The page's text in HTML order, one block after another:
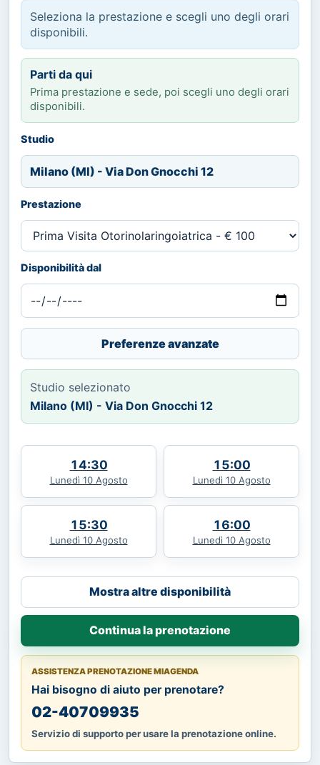
Seleziona la prestazione e scegli uno degli orari
disponibili.
Parti da qui
Prima prestazione e sede, poi scegli uno degli orari
disponibili.
Studio
Milano (MI) - Via Don Gnocchi 12
Prestazione
Disponibilità dal
Preferenze avanzate
Studio selezionato
Milano (MI) - Via Don Gnocchi 12
14:30
Lunedì 10 Agosto
15:00
Lunedì 10 Agosto
15:30
Lunedì 10 Agosto
16:00
Lunedì 10 Agosto
Mostra altre disponibilità
Continua la prenotazione
ASSISTENZA PRENOTAZIONE MIAGENDA
Hai bisogno di aiuto per prenotare?
02-40709935
Servizio di supporto per usare la prenotazione online.